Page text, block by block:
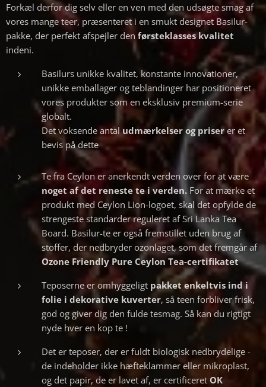
Forkæl derfor dig selv eller en ven med den udsøgte smag af
vores mange teer, præsenteret i en smukt designet Basilur-
pakke, der perfekt afspejler den førsteklasses kvalitet
indeni.
Basilurs unikke kvalitet, konstante innovationer,
unikke emballager og teblandinger har positioneret
vores produkter som en eksklusiv premium-serie
globalt.
Det voksende antaludmærkelser og priser er et
bevis på dette
Te fra Ceylon er anerkendt verden over for at være
noget af det reneste te i verden. For at mærke et
produkt med Ceylon Lion-logoet, skal det opfylde de
strengeste standarder reguleret af Sri Lanka Tea
Board. Basilur-te er også fremstillet uden brug af
stoffer, der nedbryder ozonlaget, som det fremgår af
Ozone Friendly Pure Ceylon Tea-certifikatet
Teposerne er omhyggeligt pakket enkeltvis ind i
folie i dekorative kuverter, så teen forbliver frisk,
god og giver dig den fulde tesmag. Så kan du rigtigt
nyde hver en kop te !
Det er teposer, der er fuldt biologisk nedbrydelige -
de indeholder ikke hæfteklammer eller mikroplast,
og det papir, de er lavet af, er certificeret OK